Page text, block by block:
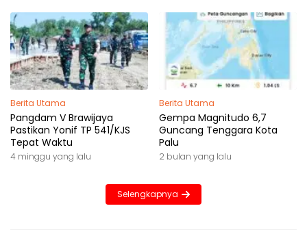
Berita Utama
Pangdam V Brawijaya
Pastikan Yonif TP 541/KJS
Tepat Waktu
4 minggu yang lalu
Berita Utama
Gempa Magnitudo 6,7
Guncang Tenggara Kota
Palu
2 bulan yang lalu
Selengkapnya